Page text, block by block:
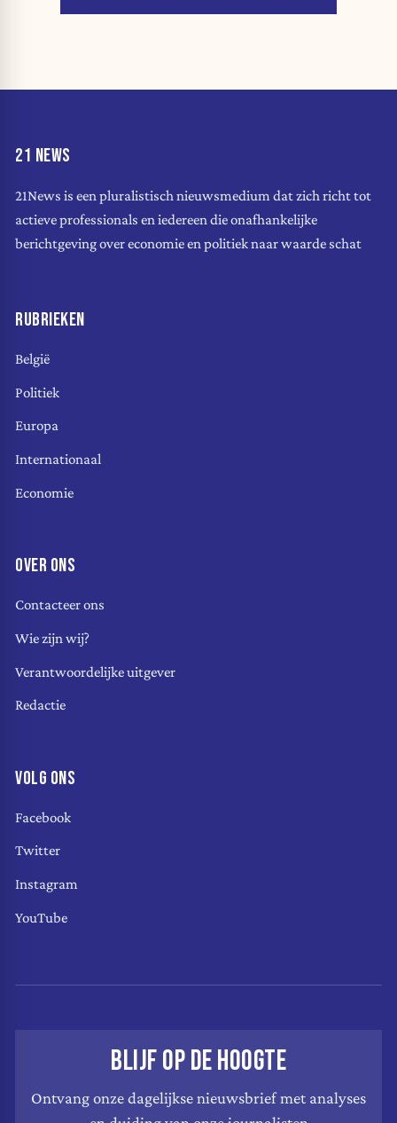
21 NEWS
21News is een pluralistisch nieuwsmedium dat zich richt tot
actieve professionals en iedereen die onafhankelijke
berichtgeving over economie en politiek naar waarde schat
RUBRIEKEN
België
Politiek
Europa
Internationaal
Economie
OVER ONS
Contacteer ons
Wie zijn wij?
Verantwoordelijke uitgever
Redactie
VOLG ONS
Facebook
Twitter
Instagram
YouTube
BLIJF OP DE HOOGTE
Ontvang onze dagelijkse nieuwsbrief met analyses